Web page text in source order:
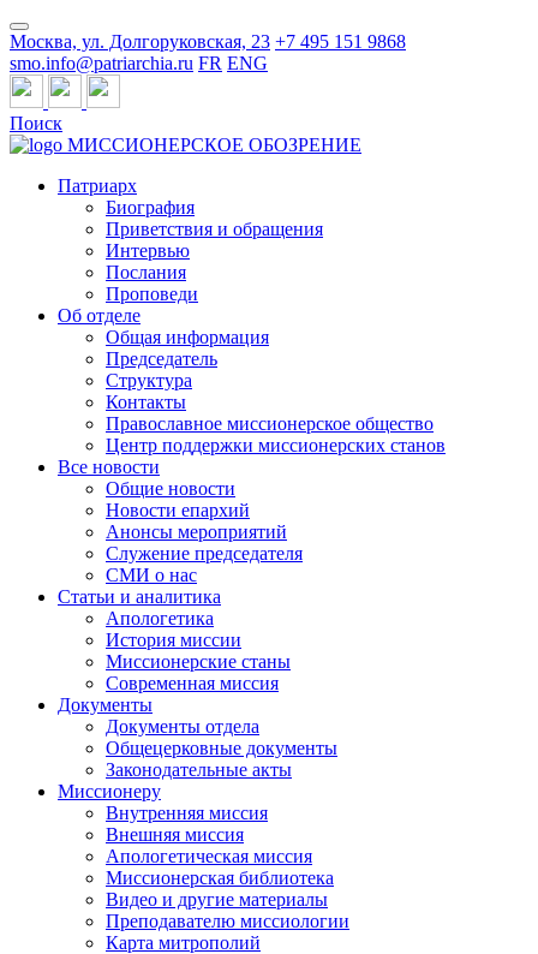
Москва, ул. Долгоруковская, 23 +7 495 151 9868
smo.info@patriarchia.ru FR ENG
Поиск
МИССИОНЕРСКОЕ ОБОЗРЕНИЕ
Патриарх
Биография
Приветствия и обращения
Интервью
Послания
Проповеди
Об отделе
Общая информация
Председатель
Структура
Контакты
Православное миссионерское общество
Центр поддержки миссионерских станов
Все новости
Общие новости
Новости епархий
Анонсы мероприятий
Служение председателя
СМИ о нас
Статьи и аналитика
Апологетика
История миссии
Миссионерские станы
Современная миссия
Документы
Документы отдела
Общецерковные документы
Законодательные акты
Миссионеру
Внутренняя миссия
Внешняя миссия
Апологетическая миссия
Миссионерская библиотека
Видео и другие материалы
Преподавателю миссиологии
Карта митрополий